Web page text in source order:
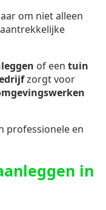
om niet alleen
of een tuin
zorgt voor
professionele en
in